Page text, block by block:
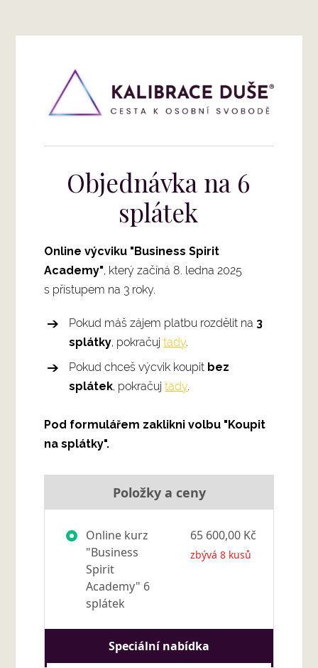
Objednávka na 6
splátek
Online výcviku "Business Spirit
Academy", který začíná 8. ledna 2025
s přístupem na 3 roky.
Pokud máš zájem platbu rozdělit na 3
splátky, pokračujtady.
Pokud chceš výcvik koupit bez
splátek, pokračujtady.
Pod formulářem zaklikni volbu "Koupit
na splátky".
Položky a ceny
Online kurz
"Business
Spirit
Academy" 6
splátek
zbývá 8 kusů
65 600,00 Kč
Speciální nabídka